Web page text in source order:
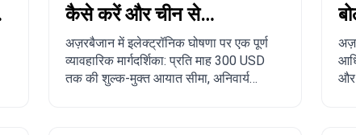
कैसे करें और चीन से
अज़रबैजान तक ऑर्डर कैसे
करें?
अज़रबैजान में इलेक्ट्रॉनिक घोषणा पर एक पूर्ण
व्यावहारिक मार्गदर्शिका: प्रति माह 300 USD
तक की शुल्क-मुक्त आयात सीमा, अनिवार्य
और